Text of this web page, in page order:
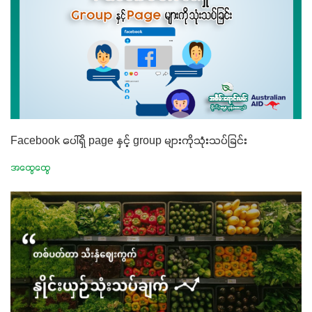
Facebook ပေါ်ရှိ page နှင့် group များကိုသုံးသပ်ခြင်း
အထွေထွေ